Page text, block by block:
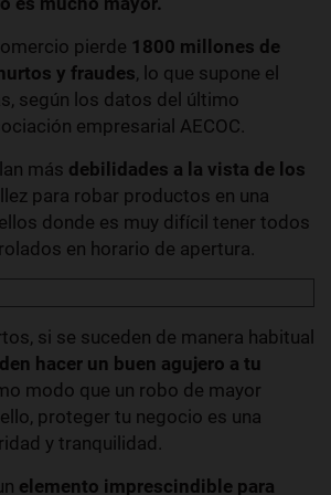
pierde 1800 millones de
y fraudes, lo que supone el
según los datos del último
empresarial AECOC.
más debilidades a la vista de los
para robar productos en una
donde es muy difícil tener todos
en horario de apertura.
si se suceden de manera habitual
hacer un buen agujero a tu
modo que un robo de mayor
proteger tu negocio es una
y tranquilidad.
elemento imprescindible para